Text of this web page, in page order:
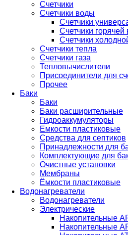
Счетчики
Счетчики воды
Счетчики
Счетчики горячей
Счетчики
Счетчики тепла
Счетчики газа
Тепловычислители
Присоединители для
Прочее
Баки
Баки
Баки расширительные
Гидроаккумуляторы
Емкости пластиковые
Средства для септиков
Принадлежности для
Комплектующие для
Очистные установки
Мембраны
Ёмкости пластиковые
Водонагреватели
Водонагреватели
Электрические
Накопительные
Накопительные